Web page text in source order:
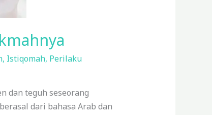
, Istiqomah, Perilaku
dan teguh seseorang